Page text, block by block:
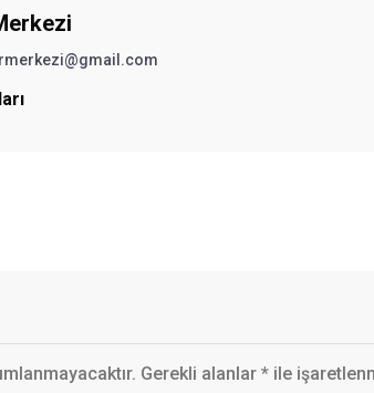
Gerekli alanlar * ile